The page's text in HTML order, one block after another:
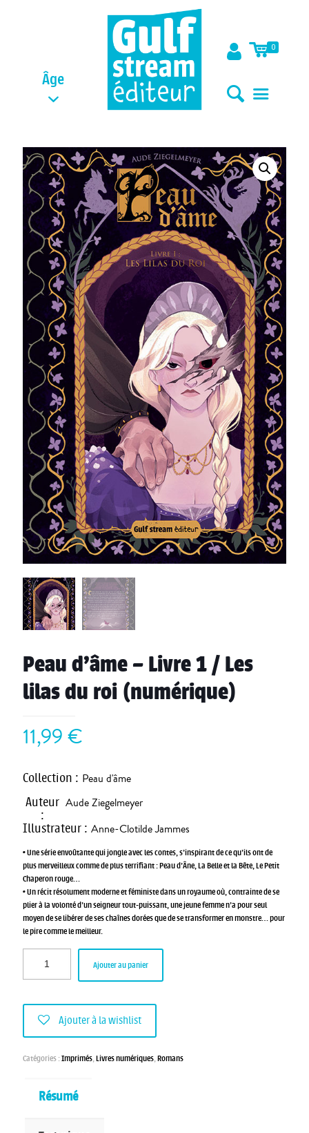
Âge
0
Peau d’âme – Livre 1 / Les
lilas du roi (numérique)
11,99€
Collection : Peau d'âme
Auteur
:
Aude Ziegelmeyer
Illustrateur : Anne-Clotilde Jammes
• Une série envoûtante qui jongle avec les contes, s’inspirant de ce qu’ils ont de
plus merveilleux comme de plus terrifiant : Peau d’Âne, La Belle et la Bête, Le Petit
Chaperon rouge…
• Un récit résolument moderne et féministe dans un royaume où, contrainte de se
plier à la volonté d’un seigneur tout-puissant, une jeune femme n’a pour seul
moyen de se libérer de ses chaînes dorées que de se transformer en monstre… pour
le pire comme le meilleur.
Ajouter au panier
Ajouter à la wishlist
Catégories :Imprimés,Livres numériques,Romans
Résumé